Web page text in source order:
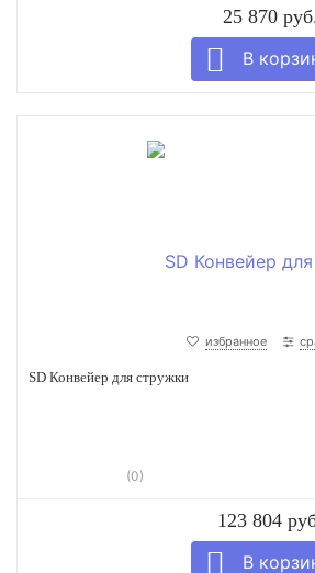
25 870
избранное
SD Конвейер для стружки
(0)
123 804